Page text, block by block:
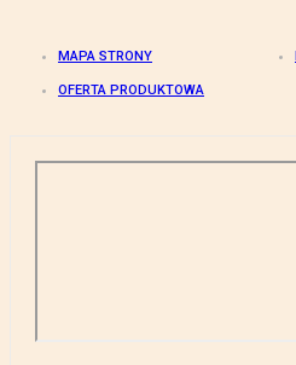
MAPA STRONY
OFERTA PRODUKTOWA